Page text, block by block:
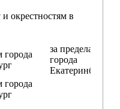
окрестностям в
города
за пределами
города
Екатеринбург
города